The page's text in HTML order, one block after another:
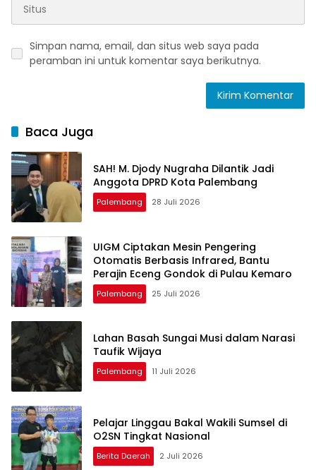
Simpan nama, email, dan situs web saya pada
peramban ini untuk komentar saya berikutnya.
Baca Juga
SAH! M. Djody Nugraha Dilantik Jadi
Anggota DPRD Kota Palembang
Palembang 28 Juli 2026
UIGM Ciptakan Mesin Pengering
Otomatis Berbasis Infrared, Bantu
Perajin Eceng Gondok di Pulau Kemaro
Palembang 25 Juli 2026
Lahan Basah Sungai Musi dalam Narasi
Taufik Wijaya
Palembang 11 Juli 2026
Pelajar Linggau Bakal Wakili Sumsel di
O2SN Tingkat Nasional
Berita Daerah 2 Juli 2026